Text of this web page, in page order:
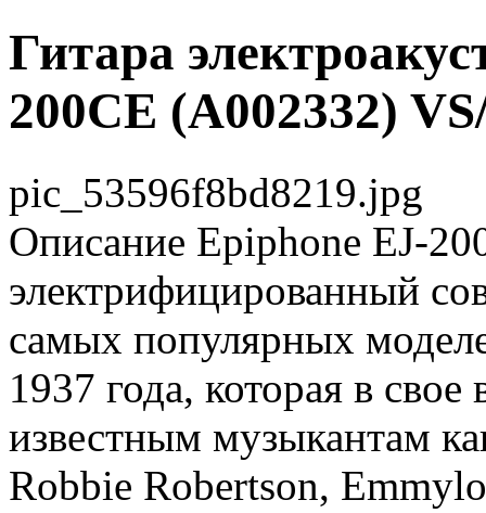
Гитара
200CE (A002332)
pic_53596f8bd8219.jpg
Описание Epiphone EJ-
электрифицированный
самых популярных
1937 года, которая в
известным музыкантам
Robbie Robertson,